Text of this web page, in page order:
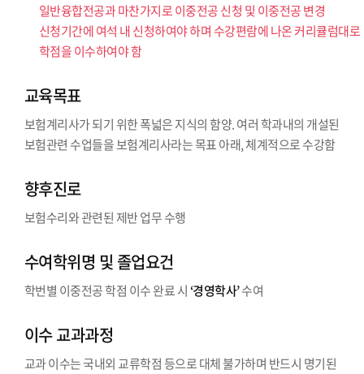
일반융합전공과 마찬가지로 이중전공 신청 및 이중전공 변경
신청기간에 여석 내 신청하여야 하며 수강편람에 나온 커리큘럼대로
학점을 이수하여야 함
교육목표
보험계리사가 되기 위한 폭넓은 지식의 함양. 여러 학과내의 개설된
보험관련 수업들을 보험계리사라는 목표 아래, 체계적으로 수강함
향후진로
보험수리와 관련된 제반 업무 수행
수여학위명 및 졸업요건
학번별 이중전공 학점 이수 완료 시 ‘경영학사’수여
이수 교과과정
교과 이수는 국내외 교류학점 등으로 대체 불가하며 반드시 명기된